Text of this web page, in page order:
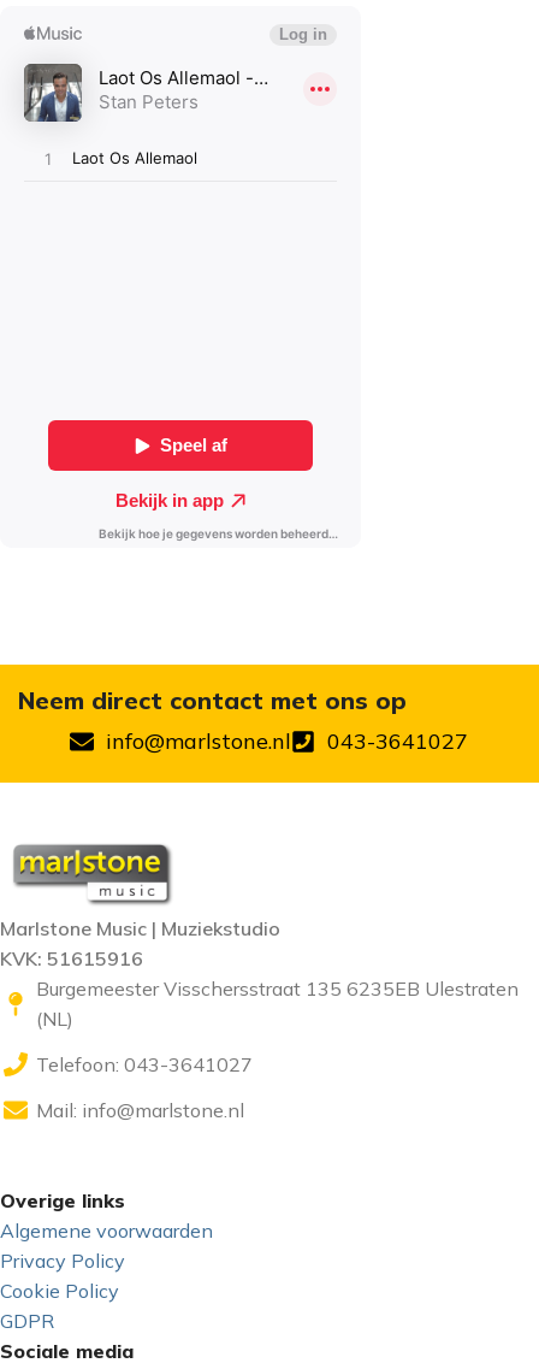
Neem direct contact met ons op
info@marlstone.nl 043-3641027
Marlstone Music | Muziekstudio
KVK: 51615916
Burgemeester Visschersstraat 135 6235EB Ulestraten
(NL)
Telefoon: 043-3641027
Mail: info@marlstone.nl
Overige links
Algemene voorwaarden
Privacy Policy
Cookie Policy
GDPR
Sociale media